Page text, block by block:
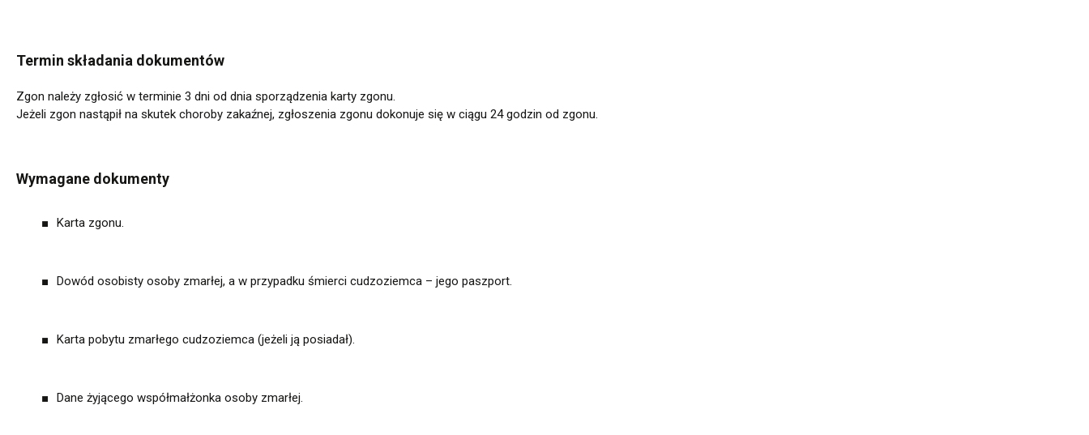
Termin składania dokumentów
Zgon należy zgłosić w terminie 3 dni od dnia sporządzenia karty zgonu.
Jeżeli zgon nastąpił na skutek choroby zakaźnej, zgłoszenia zgonu dokonuje się w ciągu 24 godzin od zgonu.
Wymagane dokumenty
Karta zgonu.
Dowód osobisty osoby zmarłej, a w przypadku śmierci cudzoziemca – jego paszport.
Karta pobytu zmarłego cudzoziemca (jeżeli ją posiadał).
Dane żyjącego współmałżonka osoby zmarłej.